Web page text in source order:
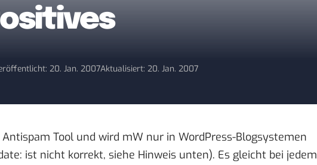
20. Jan. 2007Aktualisiert: 20. Jan. 2007
Tool und wird mW nur in WordPress-Blogsystemen
ist nicht korrekt, siehe Hinweis unten). Es gleicht bei jedem